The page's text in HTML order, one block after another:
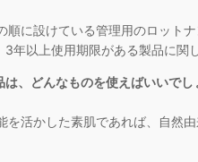
順に設けている管理用のロット
年以上使用期限がある製品に関
は、どんなものを使えばいいでし
を活かした素肌であれば、自然